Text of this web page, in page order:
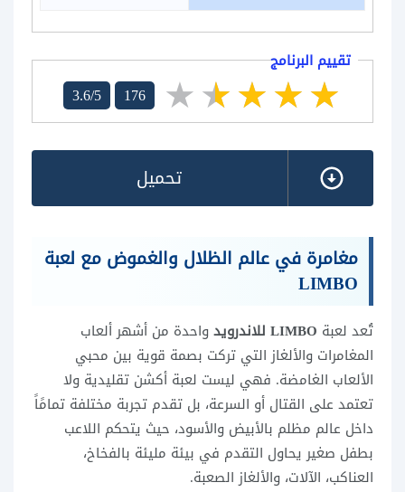
تقييم البرنامج
3.6/5 176
تحميل
مغامرة في عالم الظلال والغموض مع لعبة
LIMBO
تُعد لعبة LIMBO للاندرويد
واحدة من أشهر ألعاب
المغامرات والألغاز التي تركت بصمة قوية بين محبي
الألعاب الغامضة. فهي ليست لعبة أكشن تقليدية ولا
تعتمد على القتال أو السرعة، بل تقدم تجربة مختلفة تمامًاً
داخل عالم مظلم بالأبيض والأسود، حيث يتحكم اللاعب
بطفل صغير يحاول التقدم في بيئة مليئة بالفخاخ،
العناكب، الآلات، والألغاز الصعبة.